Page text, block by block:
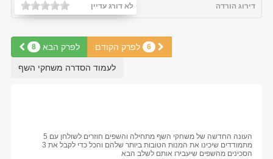
לא דורג עדיין דירוג הורדה
לפרק הבא 8 6 לפרק הקודם
לעמוד הסדרה משחקי השף
העונה החדשה של משחקי השף מתחילה והשפים חוזרים לשולחן עם 5
מתמודדים שיכינו את המנות הטובות ביותר שלהם והכל כדי לקבל את 3
הסכינים מהשפים שיעבירו אותם לשלב הבא